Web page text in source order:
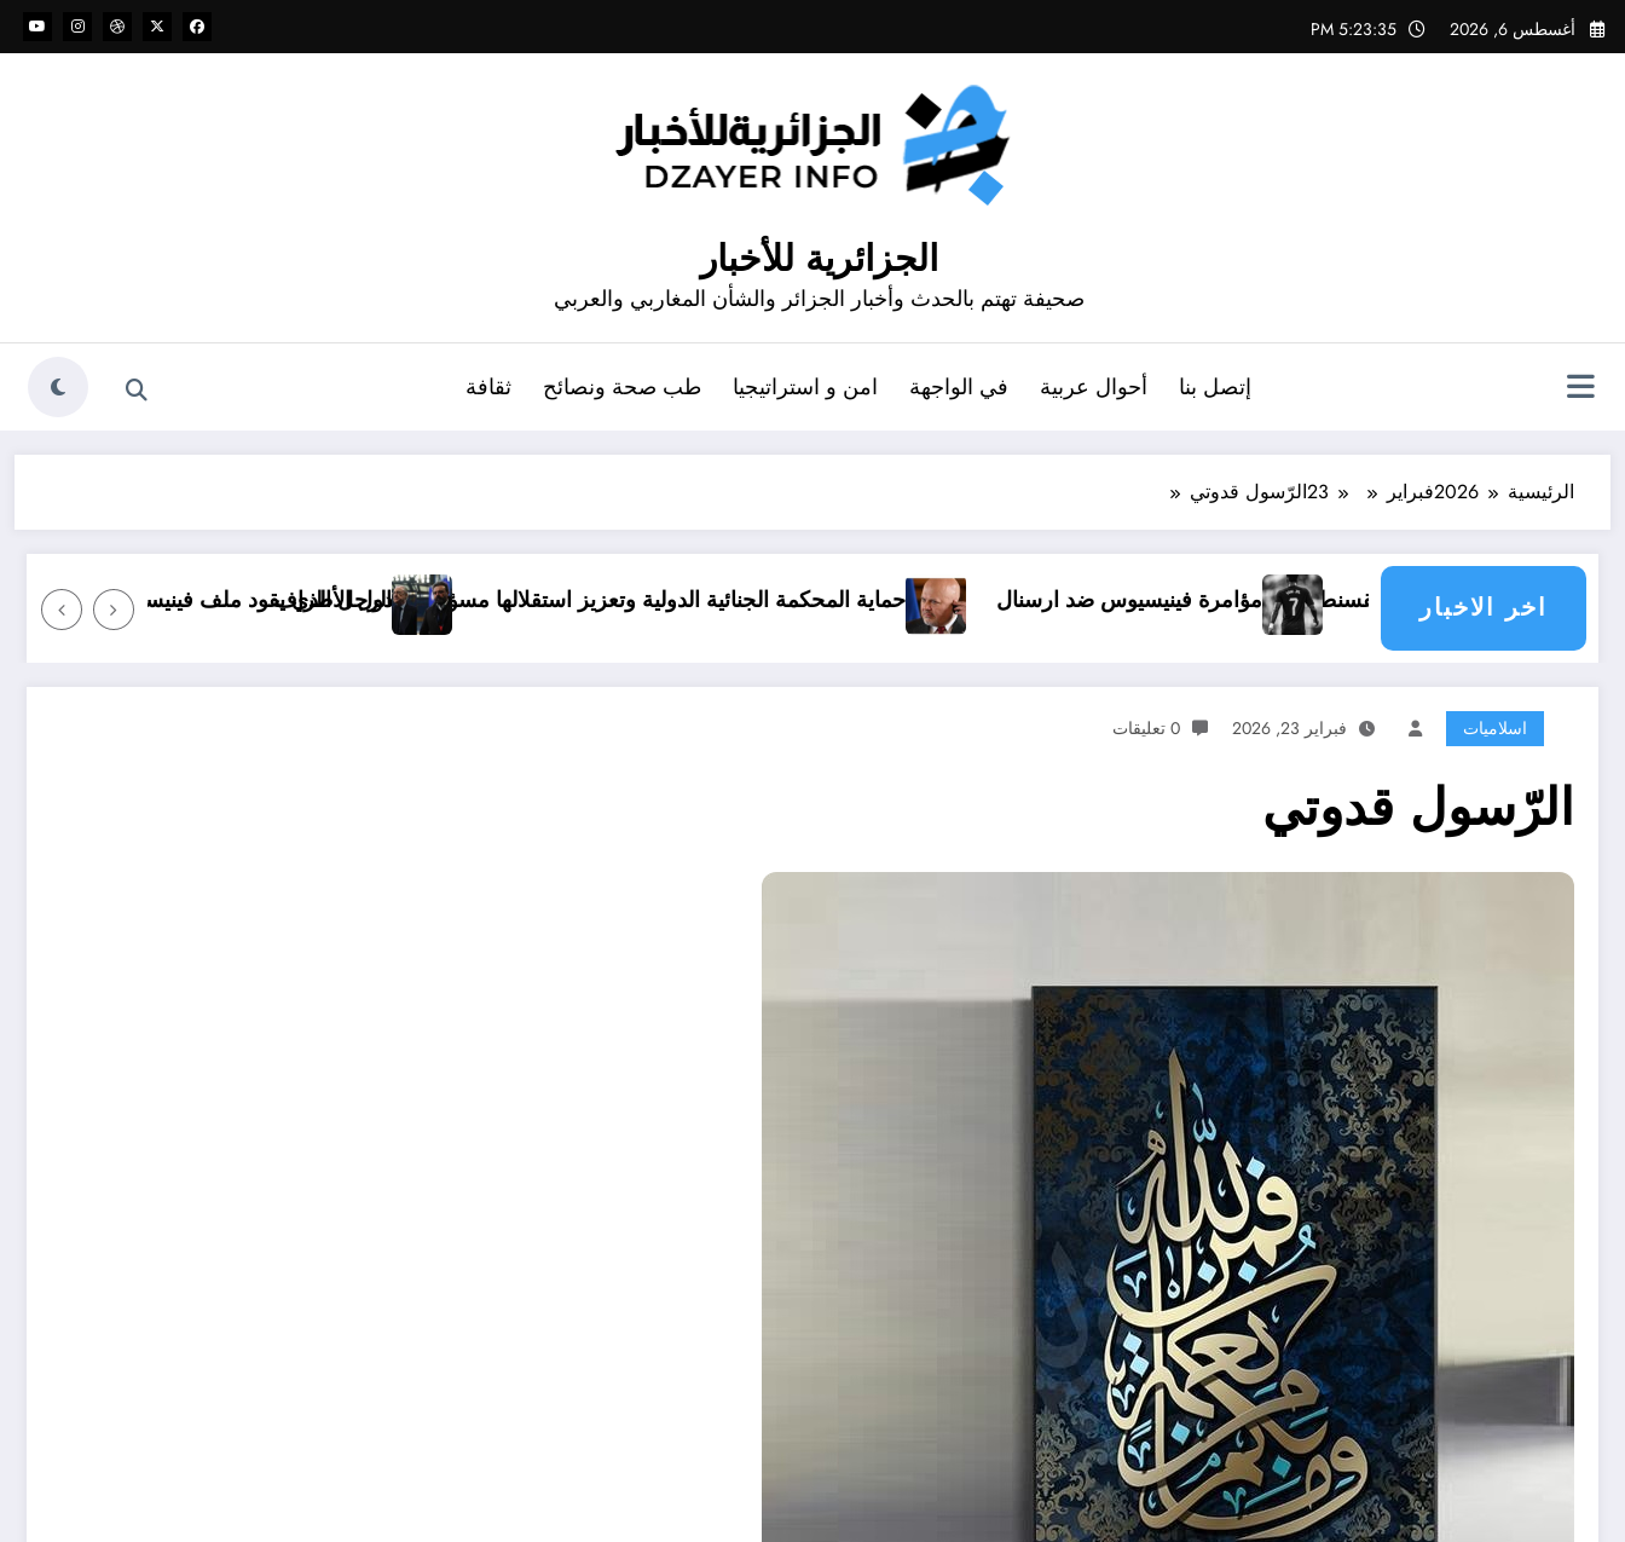
التجاوز
إلى
أغسطس 6, 2026 5:23:37 PM
الجزائرية للأخبار
صحيفة تهتم بالحدث وأخبار الجزائر والشأن المغاربي والعربي
إتصل بنا أحوال عربية في الواجهة امن و استراتيجيا طب صحة ونصائح ثقافة
الرئيسية 2026فبراير 23الرّسول قدوتي
اخر الاخبار
مؤامرة فينيسيوس ضد ارسنال حماية المحكمة الجنائية الدولية وتعزيز استقلالها مسؤولية الدول الأطرافالرجل الذي يقود ملف فينيسيوس جونيور قانون المؤثرات العقلية في الجزائر
اسلاميات فبراير 23, 2026 0 تعليقات
الرّسول قدوتي